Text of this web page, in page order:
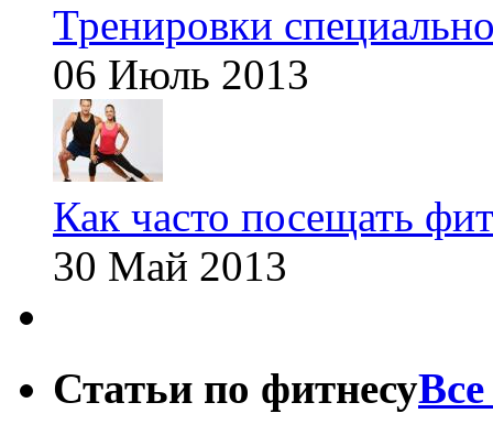
Тренировки
06 Июль 2013
Как часто посещать
30 Май 2013
Статьи по фитнесу